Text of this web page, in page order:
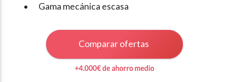
Gama mecánica escasa
Comparar ofertas